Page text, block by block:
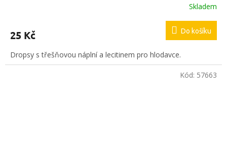
Skladem
25 Kč Do košíku
Dropsy s třešňovou náplní a lecitinem pro hlodavce.
Kód: 57663